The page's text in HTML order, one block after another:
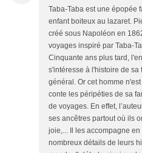
Taba-Taba est une épopée
enfant boiteux au lazaret.
créé sous Napoléon en
voyages inspiré par Taba-
Cinquante ans plus tard,
s'intéresse à l'histoire de
général. Or cet homme
conte les péripéties de sa
de voyages. En effet,
ses ancêtres partout où ils
joie,... Il les accompagne
nombreux détails de leurs